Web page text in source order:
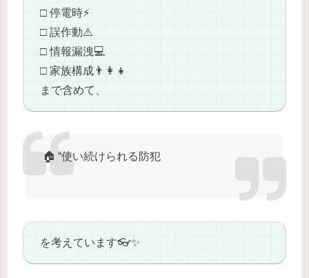
□ 停電時⚡
□ 誤作動⚠️
□ 情報漏洩💻
□ 家族構成👨‍👩‍👧
まで含めて、
🏠 “使い続けられる防犯
を考えています👓✨